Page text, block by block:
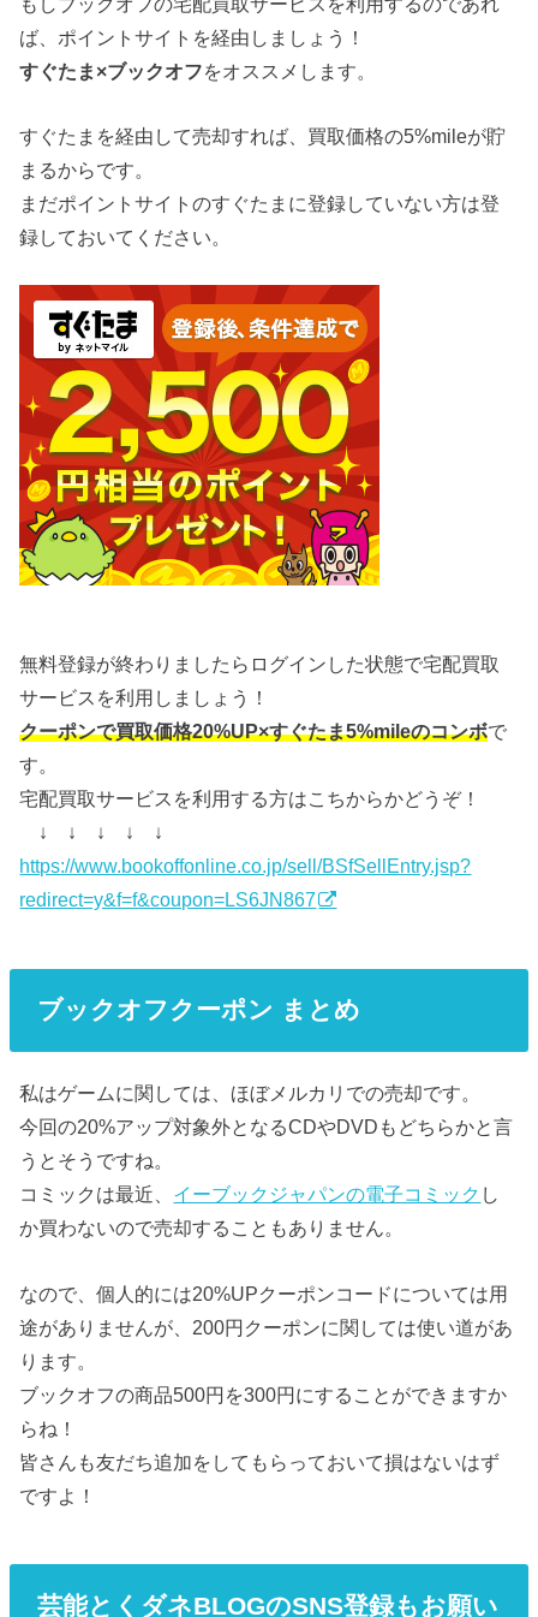
ば、ポイントサイトを経由しましょう！
すぐたま×ブックオフをオススメします。
すぐたまを経由して売却すれば、買取価格の5%mileが貯
まるからです。
まだポイントサイトのすぐたまに登録していない方は登
録しておいてください。
無料登録が終わりましたらログインした状態で宅配買取
サービスを利用しましょう！
クーポンで買取価格20%UP×すぐたま5%mileのコンボで
す。
宅配買取サービスを利用する方はこちからかどうぞ！
↓ ↓ ↓ ↓ ↓
https://www.bookoffonline.co.jp/sell/BSfSellEntry.jsp?
redirect=y&f=f&coupon=LS6JN867
ブックオフクーポン まとめ
私はゲームに関しては、ほぼメルカリでの売却です。
今回の20%アップ対象外となるCDやDVDもどちらかと言
うとそうですね。
コミックは最近、 イーブックジャパンの電子コミック し
か買わないので売却することもありません。
なので、個人的には20%UPクーポンコードについては用
途がありませんが、200円クーポンに関しては使い道があ
ります。
ブックオフの商品500円を300円にすることができますか
らね！
皆さんも友だち追加をしてもらっておいて損はないはず
ですよ！
芸能とくダネBLOGのSNS登録もお願い